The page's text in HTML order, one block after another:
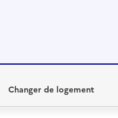
Changer de logement